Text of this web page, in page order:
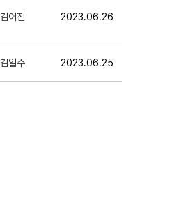
김어진 2023.06.26
김일수 2023.06.25